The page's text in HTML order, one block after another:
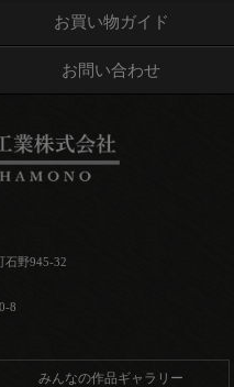
お買い物ガイド
お問い合わせ
野945-32
8
みんなの作品ギャラリー